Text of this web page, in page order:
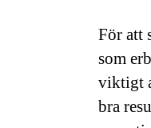
För att
som
viktigt
bra